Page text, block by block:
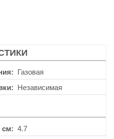
Газовая
Независимая
см
4.7